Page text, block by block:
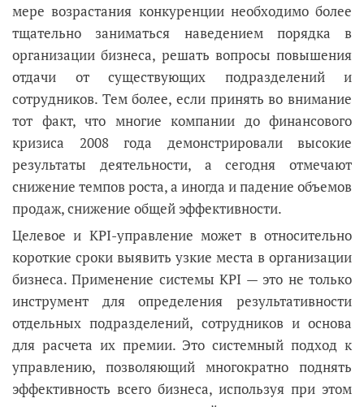
мере возрастания конкуренции необходимо более
тщательно заниматься наведением порядка в
организации бизнеса, решать вопросы повышения
отдачи от существующих подразделений и
сотрудников. Тем более, если принять во внимание
тот факт, что многие компании до финансового
кризиса 2008 года демонстрировали высокие
результаты деятельности, а сегодня отмечают
снижение темпов роста, а иногда и падение объемов
продаж, снижение общей эффективности.
Целевое и KPI-управление может в относительно
короткие сроки выявить узкие места в организации
бизнеса. Применение системы KPI — это не только
инструмент для определения результативности
отдельных подразделений, сотрудников и основа
для расчета их премии. Это системный подход к
управлению, позволяющий многократно поднять
эффективность всего бизнеса, используя при этом